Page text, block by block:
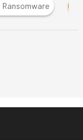
Ransomware